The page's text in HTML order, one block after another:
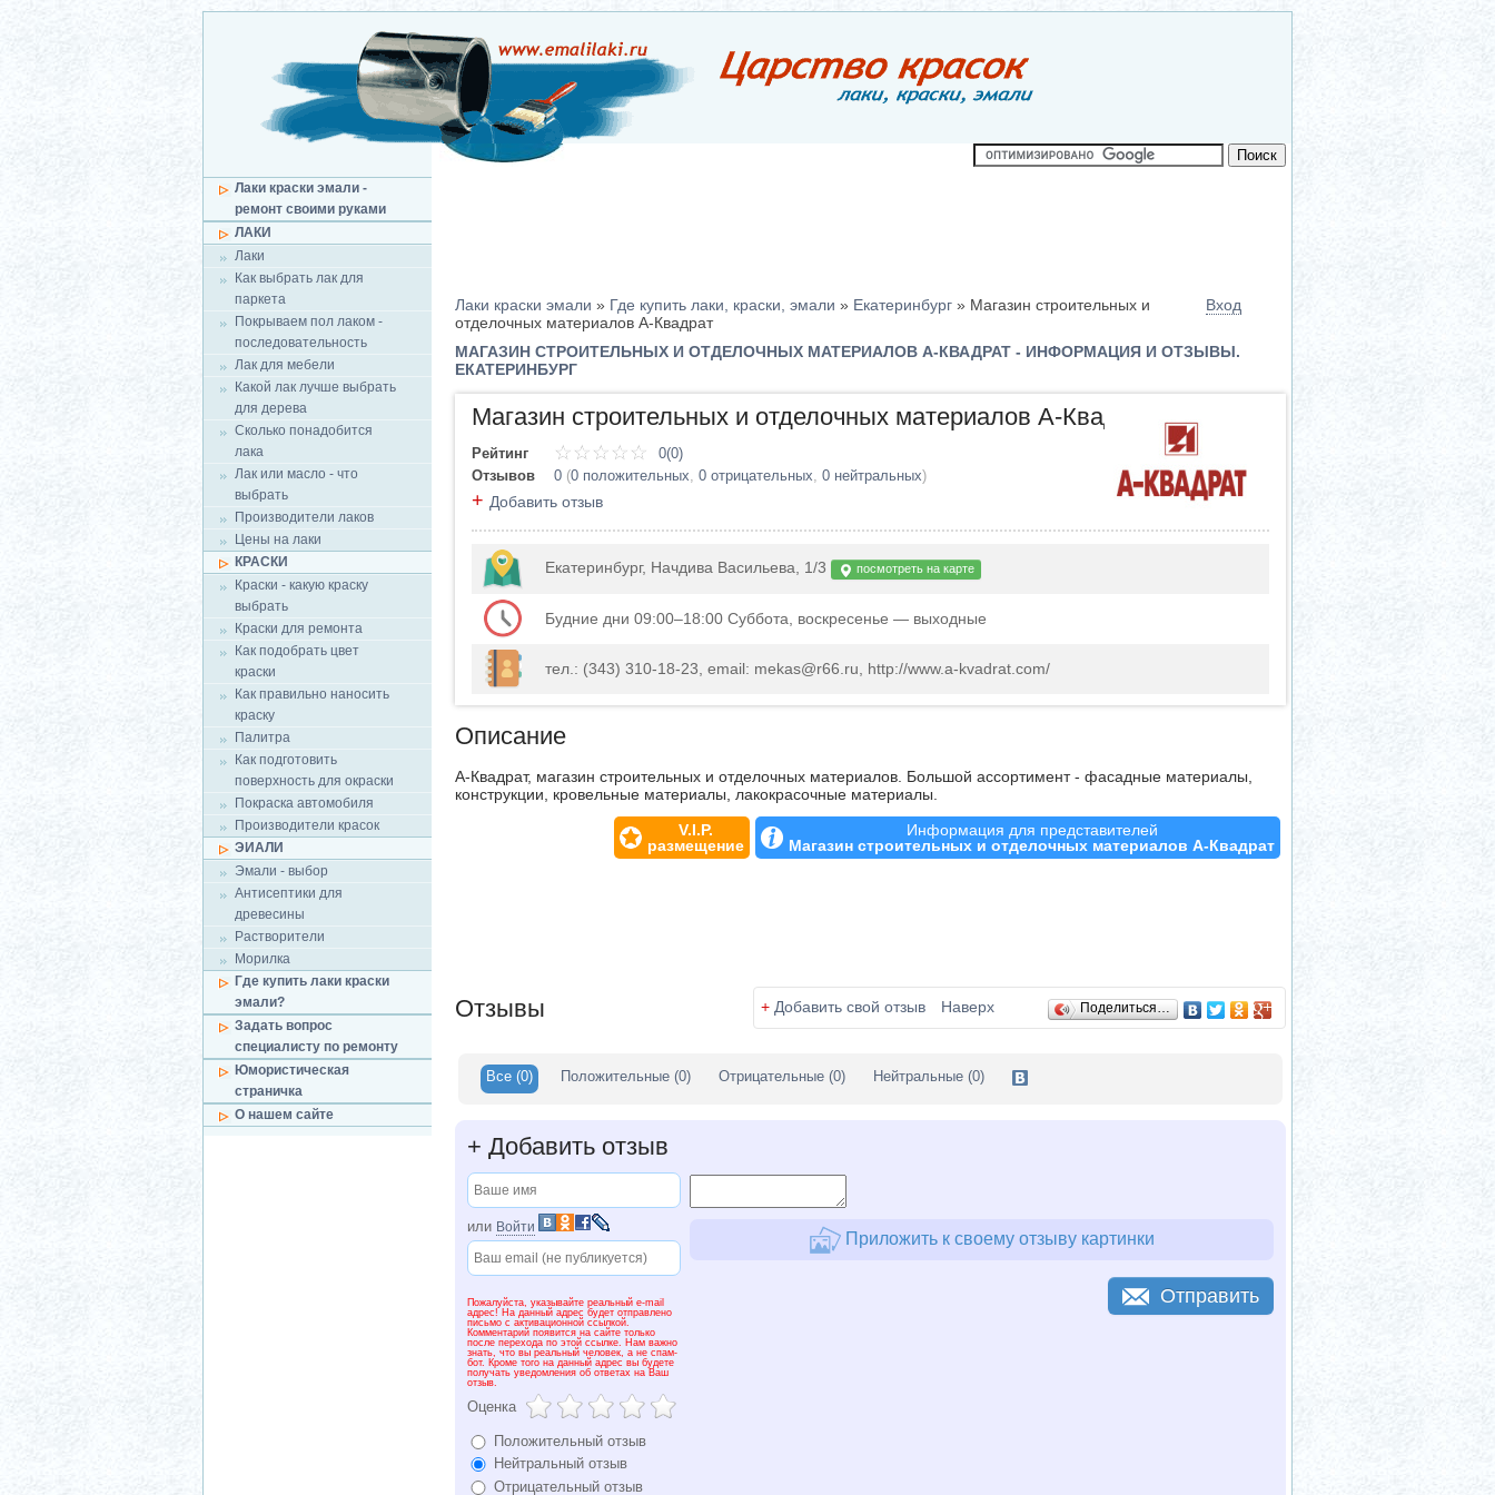
Лаки краски эмали -
ремонт своими руками
ЛАКИ
Лаки
Как выбрать лак для
паркета
Покрываем пол лаком -
последовательность
Лак для мебели
Какой лак лучше выбрать
для дерева
Сколько понадобится
лака
Лак или масло - что
выбрать
Производители лаков
Цены на лаки
КРАСКИ
Краски - какую краску
выбрать
Краски для ремонта
Как подобрать цвет
краски
Как правильно наносить
краску
Палитра
Как подготовить
поверхность для окраски
Покраска автомобиля
Производители красок
ЭИАЛИ
Эмали - выбор
Антисептики для
древесины
Растворители
Морилка
Где купить лаки краски
эмали?
Задать вопрос
специалисту по ремонту
Юмористическая
страничка
О нашем сайте
Лаки краски эмали » Где купить лаки, краски, эмали » Екатеринбург » Магазин строительных и
отделочных материалов А-Квадрат
Вход
МАГАЗИН СТРОИТЕЛЬНЫХ И ОТДЕЛОЧНЫХ МАТЕРИАЛОВ А-КВАДРАТ - ИНФОРМАЦИЯ И ОТЗЫВЫ.
ЕКАТЕРИНБУРГ
Магазин строительных и отделочных материалов А-Квадрат
Рейтинг
0(0)
Отзывов
0 (0 положительных, 0 отрицательных, 0 нейтральных)
+ Добавить отзыв
Екатеринбург, Начдива Васильева, 1/3 посмотреть на карте
Будние дни 09:00–18:00 Суббота, воскресенье — выходные
тел.: (343) 310-18-23, email: mekas@r66.ru, http://www.a-kvadrat.com/
Описание
А-Квадрат, магазин строительных и отделочных материалов. Большой ассортимент - фасадные материалы,
конструкции, кровельные материалы, лакокрасочные материалы.
V.I.P.
размещение
Информация для представителей
Магазин строительных и отделочных материалов А-Квадрат
Отзывы + Добавить свой отзыв Наверх Поделиться…
Все(0) Положительные (0) Отрицательные (0) Нейтральные (0)
+ Добавить отзыв
или Войти
Пожалуйста, указывайте реальный e-mail
адрес! На данный адрес будет отправлено
письмо с активационной ссылкой.
Комментарий появится на сайте только
после перехода по этой ссылке. Нам важно
знать, что вы реальный человек, а не спам-
бот. Кроме того на данный адрес вы будете
получать уведомления об ответах на Ваш
отзыв.
Оценка
Положительный отзыв
Нейтральный отзыв
Отрицательный отзыв
Приложить к своему отзыву картинки
Отправить